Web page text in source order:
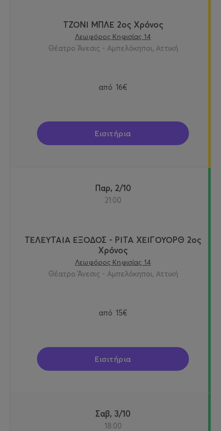
ΤΖΟΝΙ ΜΠΛΕ 2ος Χρόνος
Λεωφόρος Κηφισίας 14
Θέατρο Άνεσις - Αμπελόκηποι, Αττική
από 16€
Εισιτήρια
Παρ, 2/10
21:00
ΤΕΛΕΥΤΑΙΑ ΕΞΟΔΟΣ - ΡΙΤΑ ΧΕΙΓΟΥΟΡΘ 2oς
Χρόνος
Λεωφόρος Κηφισίας 14
Θέατρο Άνεσις - Αμπελόκηποι, Αττική
από 15€
Εισιτήρια
Σαβ, 3/10
18:00